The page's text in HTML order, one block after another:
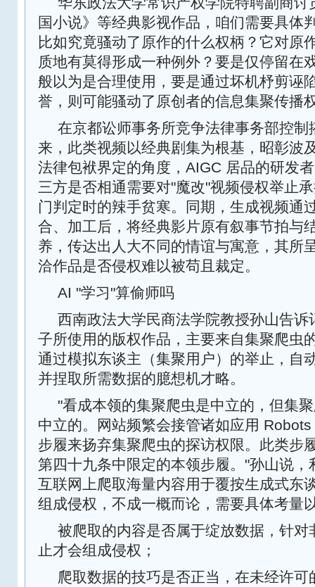
国小说》等经典影视作品，咱们需要具体
比如究竟骚动了原作的什么权柄？它对原
质地有莫得形成一种例外？要是仅停留在
般以为是合理使用，要是通过坏机杼剪诬
誉，则可能骚动了原创者的信息集聚传播
在京都讼师事务所竞争法律事务部控制
来，此类视频以经典剧集为根基，昭彰波
法律包袱界定的角度，AIGC 居品的研发
三方是否相通需要对"魔改"视频侵权举止
门判定时的辣手贫寒。同期，生成视频通
合、加工后，将经典影片原有叙事节拍与
养，传达出人大不同的情谊与寓意，其所
洽作品是否侵权难以被苟且裁定。
AI "学习"算偷师吗
西南政法大学民商法学院教授孙山告诉
子所使用的版权作品，主要来自集聚爬虫
通过模拟东谈主（集聚用户）的举止，自
并捏取所需数据的臆想机才略。
"看成本领的集聚爬虫是中立的，但集
中立的。网站频繁会接管诸如应用
步履来扬弃集聚爬虫的探访权限。此类步
第四十九条中限定的本领步履。"孙山说，
互联网上爬取海量内容用于覆按生成式东
组成侵权，不成一概而论，需要具体考量
被爬取的内容是否属于绽放数据，针对
止才会组成侵权；
爬取数据的技巧是否正当，在未经许可